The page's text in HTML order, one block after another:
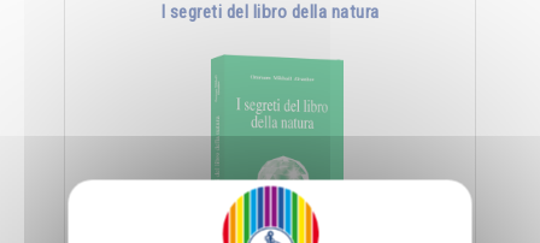
I segreti del libro della natura